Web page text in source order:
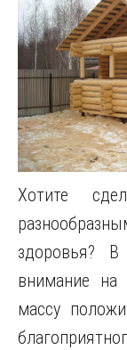
Хотите
здоровья?
внимание на
массу